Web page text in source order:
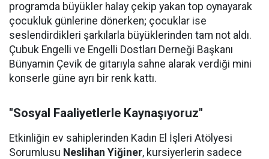
programda büyükler halay çekip yakan top oynayarak
çocukluk günlerine dönerken; çocuklar ise
seslendirdikleri şarkılarla büyüklerinden tam not aldı.
Çubuk Engelli ve Engelli Dostları Derneği Başkanı
Bünyamin Çevik de gitarıyla sahne alarak verdiği mini
konserle güne ayrı bir renk kattı.
"Sosyal Faaliyetlerle Kaynaşıyoruz"
Etkinliğin ev sahiplerinden Kadın El İşleri Atölyesi
Sorumlusu Neslihan Yiğiner, kursiyerlerin sadece